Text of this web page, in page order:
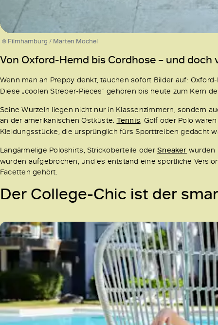
© Filmhamburg / Marten Mochel
Von Oxford-Hemd bis Cordhose – und doch
Wenn man an Preppy denkt, tauchen sofort Bilder auf:
Diese „coolen Streber-Pieces“ gehören bis heute zum Kern
Seine Wurzeln liegen nicht nur in Klassenzimmern, sondern
an der amerikanischen Ostküste. Tennis , Golf oder Polo
Kleidungsstücke, die ursprünglich fürs Sporttreiben gedacht
Langärmelige Poloshirts, Strickoberteile oderSneaker wurden
wurden aufgebrochen, und es entstand eine sportliche
Facetten gehört.
Der College-Chic ist der